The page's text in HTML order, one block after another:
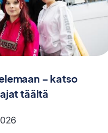
– katso
täältä